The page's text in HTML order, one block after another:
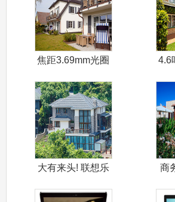
焦距3.69mm光圈
4.6
大有来头! 联想乐
商